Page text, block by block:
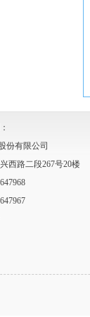
：
份有限公司
西路二段267号20楼